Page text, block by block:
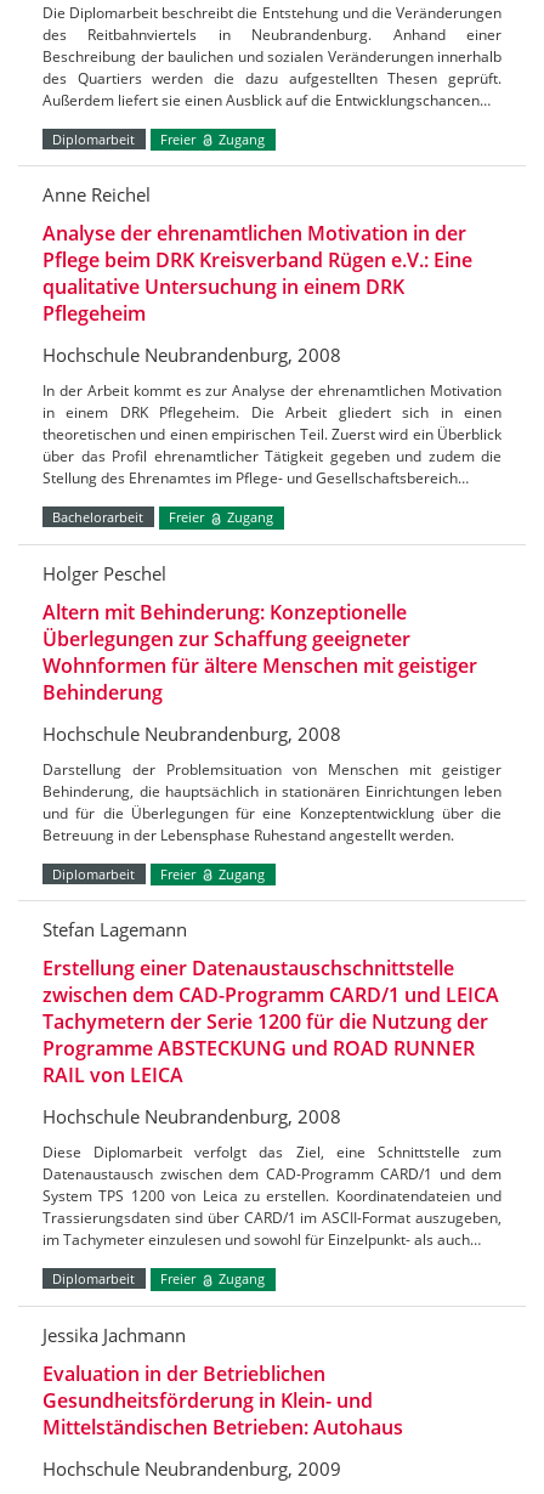
Die Diplomarbeit beschreibt die Entstehung und die Veränderungen
des Reitbahnviertels in Neubrandenburg. Anhand einer
Beschreibung der baulichen und sozialen Veränderungen innerhalb
des Quartiers werden die dazu aufgestellten Thesen geprüft.
Außerdem liefert sie einen Ausblick auf die Entwicklungschancen…
Diplomarbeit Freier Zugang
Anne Reichel
Analyse der ehrenamtlichen Motivation in der
Pflege beim DRK Kreisverband Rügen e.V.: Eine
qualitative Untersuchung in einem DRK
Pflegeheim
Hochschule Neubrandenburg, 2008
In der Arbeit kommt es zur Analyse der ehrenamtlichen Motivation
in einem DRK Pflegeheim. Die Arbeit gliedert sich in einen
theoretischen und einen empirischen Teil. Zuerst wird ein Überblick
über das Profil ehrenamtlicher Tätigkeit gegeben und zudem die
Stellung des Ehrenamtes im Pflege- und Gesellschaftsbereich…
Bachelorarbeit Freier Zugang
Holger Peschel
Altern mit Behinderung: Konzeptionelle
Überlegungen zur Schaffung geeigneter
Wohnformen für ältere Menschen mit geistiger
Behinderung
Hochschule Neubrandenburg, 2008
Darstellung der Problemsituation von Menschen mit geistiger
Behinderung, die hauptsächlich in stationären Einrichtungen leben
und für die Überlegungen für eine Konzeptentwicklung über die
Betreuung in der Lebensphase Ruhestand angestellt werden.
Diplomarbeit Freier Zugang
Stefan Lagemann
Erstellung einer Datenaustauschschnittstelle
zwischen dem CAD-Programm CARD/1 und LEICA
Tachymetern der Serie 1200 für die Nutzung der
Programme ABSTECKUNG und ROAD RUNNER
RAIL von LEICA
Hochschule Neubrandenburg, 2008
Diese Diplomarbeit verfolgt das Ziel, eine Schnittstelle zum
Datenaustausch zwischen dem CAD-Programm CARD/1 und dem
System TPS 1200 von Leica zu erstellen. Koordinatendateien und
Trassierungsdaten sind über CARD/1 im ASCII-Format auszugeben,
im Tachymeter einzulesen und sowohl für Einzelpunkt- als auch…
Diplomarbeit Freier Zugang
Jessika Jachmann
Evaluation in der Betrieblichen
Gesundheitsförderung in Klein- und
Mittelständischen Betrieben: Autohaus
Hochschule Neubrandenburg, 2009